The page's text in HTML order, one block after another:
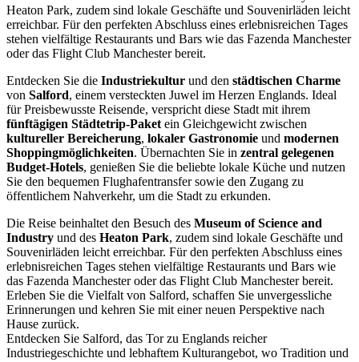
Heaton Park, zudem sind lokale Geschäfte und Souvenirläden leicht
erreichbar. Für den perfekten Abschluss eines erlebnisreichen Tages
stehen vielfältige Restaurants und Bars wie das Fazenda Manchester
oder das Flight Club Manchester bereit.
Entdecken Sie die Industriekultur und den städtischen Charme
von Salford, einem versteckten Juwel im Herzen Englands. Ideal
für Preisbewusste Reisende, verspricht diese Stadt mit ihrem
fünftägigen Städtetrip-Paket ein Gleichgewicht zwischen
kultureller Bereicherung, lokaler Gastronomie und modernen
Shoppingmöglichkeiten. Übernachten Sie in zentral gelegenen
Budget-Hotels, genießen Sie die beliebte lokale Küche und nutzen
Sie den bequemen Flughafentransfer sowie den Zugang zu
öffentlichem Nahverkehr, um die Stadt zu erkunden.
Die Reise beinhaltet den Besuch des Museum of Science and
Industry und des Heaton Park, zudem sind lokale Geschäfte und
Souvenirläden leicht erreichbar. Für den perfekten Abschluss eines
erlebnisreichen Tages stehen vielfältige Restaurants und Bars wie
das Fazenda Manchester oder das Flight Club Manchester bereit.
Erleben Sie die Vielfalt von Salford, schaffen Sie unvergessliche
Erinnerungen und kehren Sie mit einer neuen Perspektive nach
Hause zurück.
Entdecken Sie Salford, das Tor zu Englands reicher
Industriegeschichte und lebhaftem Kulturangebot, wo Tradition und